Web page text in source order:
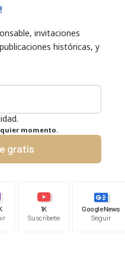
invitaciones
históricas, y
momento.
gratis
1K
Suscríbete
Google News
Seguir